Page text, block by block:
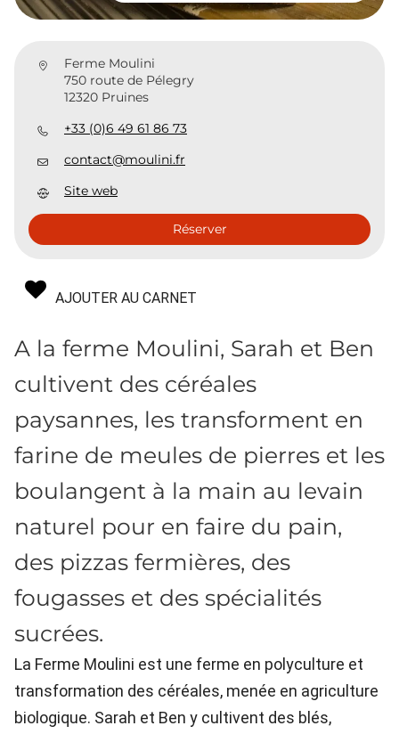
Ferme Moulini
750 route de Pélegry
12320 Pruines
+33 (0)6 49 61 86 73
contact@moulini.fr
Site web
Réserver
AJOUTER AU CARNET
A la ferme Moulini, Sarah et Ben
cultivent des céréales
paysannes, les transforment en
farine de meules de pierres et les
boulangent à la main au levain
naturel pour en faire du pain,
des pizzas fermières, des
fougasses et des spécialités
sucrées.
La Ferme Moulini est une ferme en polyculture et
transformation des céréales, menée en agriculture
biologique. Sarah et Ben y cultivent des blés,